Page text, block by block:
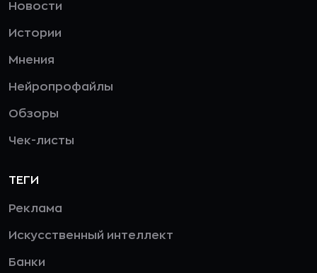
Новости
Истории
Мнения
Нейропрофайлы
Обзоры
Чек-листы
ТЕГИ
Реклама
Искусственный интеллект
Банки